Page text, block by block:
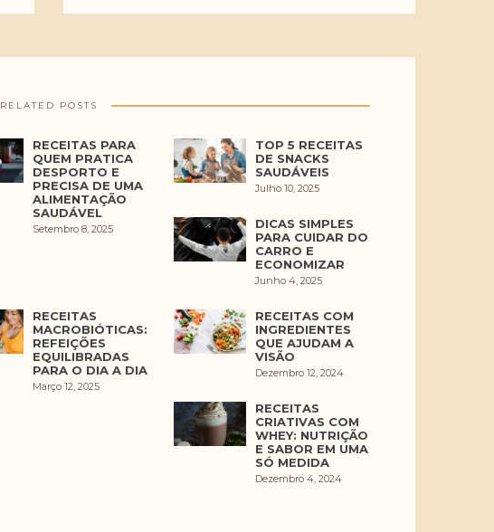
RELATED POSTS
RECEITAS PARA
QUEM PRATICA
DESPORTO E
PRECISA DE UMA
ALIMENTAÇÃO
SAUDÁVEL
Setembro 8, 2025
TOP 5 RECEITAS
DE SNACKS
SAUDÁVEIS
Julho 10, 2025
DICAS SIMPLES
PARA CUIDAR DO
CARRO E
ECONOMIZAR
Junho 4, 2025
RECEITAS
MACROBIÓTICAS:
REFEIÇÕES
EQUILIBRADAS
PARA O DIA A DIA
Março 12, 2025
RECEITAS COM
INGREDIENTES
QUE AJUDAM A
VISÃO
Dezembro 12, 2024
RECEITAS
CRIATIVAS COM
WHEY: NUTRIÇÃO
E SABOR EM UMA
SÓ MEDIDA
Dezembro 4, 2024